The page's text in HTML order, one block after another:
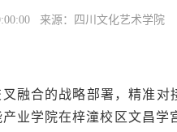
来源：四川文化艺术学院
融合的战略部署，精准对
业学院在梓潼校区文昌